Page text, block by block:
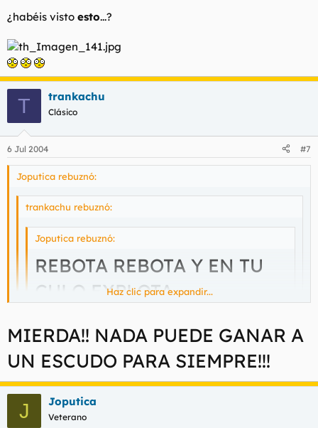
¿habéis visto esto...?
T trankachu
Clásico
6 Jul 2004 #7
Joputica rebuznó:
trankachu rebuznó:
Joputica rebuznó:
REBOTA REBOTA Y EN TU
CULO EXPLOTA
hihi Haz clic para expandir...
TU TIA EN PELOTAS!!!
ESCUDO PARA SIEMPRE
Haz clic para expandir...
MIERDA!! NADA PUEDE GANAR A
UN ESCUDO PARA SIEMPRE!!!
J Joputica
Veterano